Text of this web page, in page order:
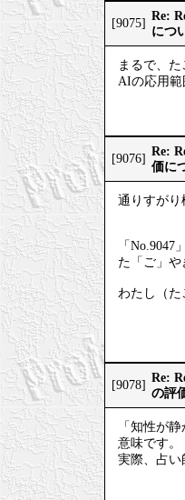
[9075]
Re:
につ
まるで、た
AIの応用範
[9076]
Re:
価に
通りすがり
「No.9047
た「ご」
わたし（た
[9078]
Re:
の評
「知性が
意味です。
実際、占い